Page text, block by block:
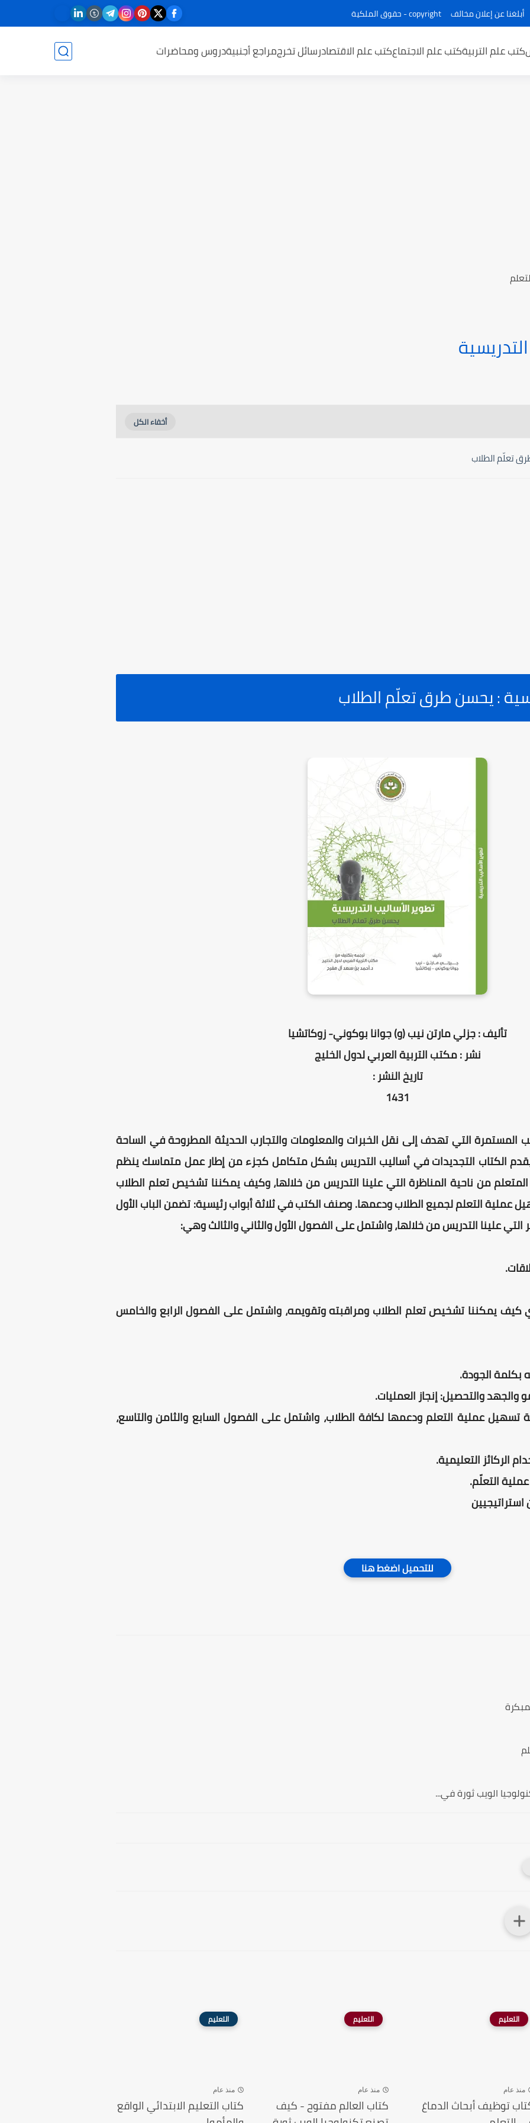
أبلغنا عن إعلان مخالف copyright - حقوق الملكية
كتب علم التربيةكتب علم الاجتماعكتب علم الاقتصادرسائل تخرجمراجع أجنبيةدروس ومحاضرات
تعلّم الطلاب
: يحسن طرق تعلّم الطلاب
تأليف : جزلي مارتن نيب (و) جوانا بوكوني- زوكاتشيا
نشر : مكتب التربية العربي لدول الخليج
تاريخ النشر :
1431
التي تهدف إلى نقل الخبرات والمعلومات والتجارب الحديثة المطروحة في الساحة
الكتاب التجديدات في أساليب التدريس بشكل متكامل كجزء من إطار عمل متماسك ينظم
من ناحية المناظرة التي علينا التدريس من خلالها، وكيف يمكننا تشخيص تعلم الطلاب
عملية التعلم لجميع الطلاب ودعمها.وصنف الكتب في ثلاثة أبواب رئيسية: تضمن الباب الأول
التي علينا التدريس من خلالها، واشتمل على الفصول الأول والثاني والثالث وهي:
أي كيف يمكننا تشخيص تعلم الطلاب ومراقبته وتقويمه، واشتمل على الفصول الرابع والخامس
الجودة.
والتحصيل: إنجاز العمليات.
تسهيل عملية التعلم ودعمها لكافة الطلاب، واشتمل على الفصول السابع والثامن والتاسع،
الركائز التعليمية.
التعلّم.
للتحميل اضغط هنا
الويب ثورة في...
التعليم
منذ عام
توظيف أبحاث الدماغ
التعليم
منذ عام
كتاب العالم مفتوح - كيف
التعليم
منذ عام
كتاب التعليم الابتدائي الواقع